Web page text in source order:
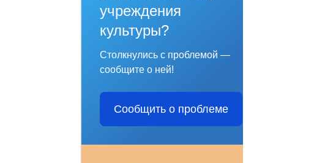
учреждения
культуры?
Столкнулись с проблемой —
сообщите о ней!
Сообщить о проблеме